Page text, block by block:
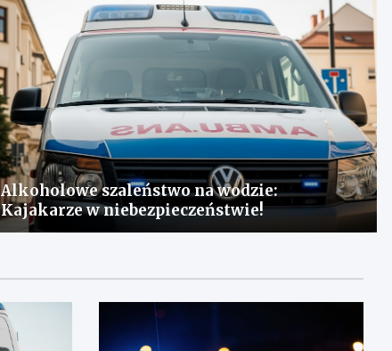
Alkoholowe szaleństwo na wodzie:
Kajakarze w niebezpieczeństwie!